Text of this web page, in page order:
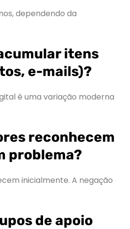
dependendo da
itens
e-mails)?
é uma variação moderna
reconhecem
problema?
inicialmente. A negação
de apoio